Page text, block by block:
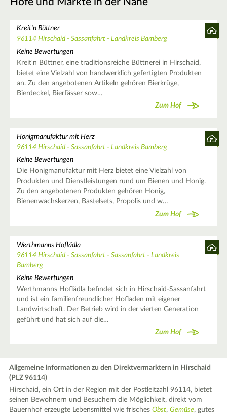
Kreit'n Büttner
96114 Hirschaid - Sassanfahrt - Landkreis Bamberg
Keine Bewertungen
Kreit'n Büttner, eine traditionsreiche Büttnerei in Hirschaid,
bietet eine Vielzahl von handwerklich gefertigten Produkten
an. Zu den angebotenen Artikeln gehören Bierkrüge,
Bierdeckel, Bierfässer sow…
Zum Hof
Honigmanufaktur mit Herz
96114 Hirschaid - Sassanfahrt - Landkreis Bamberg
Keine Bewertungen
Die Honigmanufaktur mit Herz bietet eine Vielzahl von
Produkten und Dienstleistungen rund um Bienen und Honig.
Zu den angebotenen Produkten gehören Honig,
Bienenwachskerzen, Bastelsets, Propolis und w…
Zum Hof
Werthmanns Hoflädla
96114 Hirschaid - Sassanfahrt - Sassanfahrt - Landkreis
Bamberg
Keine Bewertungen
Werthmanns Hoflädla befindet sich in Hirschaid-Sassanfahrt
und ist ein familienfreundlicher Hofladen mit eigener
Landwirtschaft. Der Betrieb wird in der vierten Generation
geführt und hat sich auf die…
Zum Hof
Allgemeine Informationen zu den Direktvermarktern in Hirschaid
(PLZ 96114)
Hirschaid, ein Ort in der Region mit der Postleitzahl 96114, bietet
seinen Bewohnern und Besuchern die Möglichkeit, direkt vom
Bauernhof erzeugte Lebensmittel wie frischesObst,Gemüse, gutes